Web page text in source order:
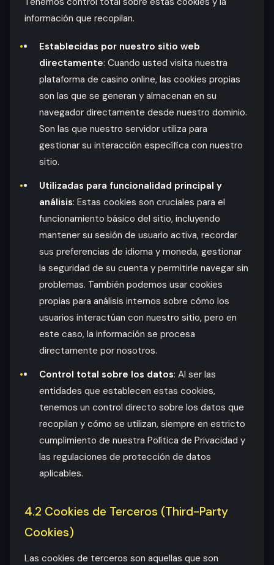
información que recopilan.
Establecidas por nuestro sitio web
directamente: Cuando usted visita nuestra
plataforma de casino online, las cookies propias
son las que se generan y almacenan en su
navegador directamente desde nuestro dominio.
Son las que nuestro servidor utiliza para
gestionar su interacción específica con nuestro
sitio.
Utilizadas para funcionalidad principal y
análisis: Estas cookies son cruciales para el
funcionamiento básico del sitio, incluyendo
mantener su sesión de usuario activa, recordar
sus preferencias de idioma y moneda, gestionar
la seguridad de su cuenta y permitirle navegar sin
problemas. También podemos usar cookies
propias para análisis internos sobre cómo los
usuarios interactúan con nuestro sitio, pero en
este caso, la información se procesa
directamente por nosotros.
Control total sobre los datos: Al ser las
entidades que establecen estas cookies,
tenemos un control directo sobre los datos que
recopilan y cómo se utilizan, siempre en estricto
cumplimiento de nuestra Política de Privacidad y
las regulaciones de protección de datos
aplicables.
4.2 Cookies de Terceros (Third-Party
Cookies)
Las cookies de terceros son aquellas que son